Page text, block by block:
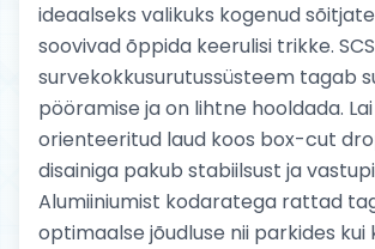
ideaalseks valikuks kogenud
soovivad õppida keerulisi trikke. SCS
survekokkusurutussüsteem tagab
pööramise ja on lihtne hooldada.
orienteeritud laud koos box-cut
disainiga pakub stabiilsust ja
Alumiiniumist kodaratega rattad
optimaalse jõudluse nii parkides